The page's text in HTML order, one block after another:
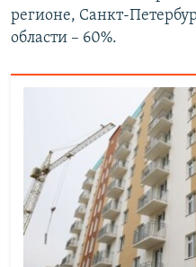
регионе, Санкт-
области – 60%.